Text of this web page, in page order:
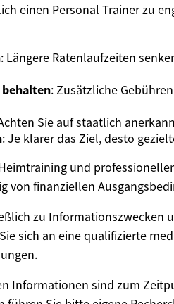
einen Personal Trainer zu
: Längere Ratenlaufzeiten
: Zusätzliche
Sie auf staatlich
: Je klarer das Ziel, desto
und
von finanziellen
zu Informationszwecken
sich an eine qualifizierte
Informationen sind zum